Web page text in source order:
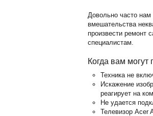
Довольно часто нам
вмешательства
произвести ремонт
специалистам.
Когда вам могут
Техника не
Искажение
реагирует на
Не удается
Телевизор Acer